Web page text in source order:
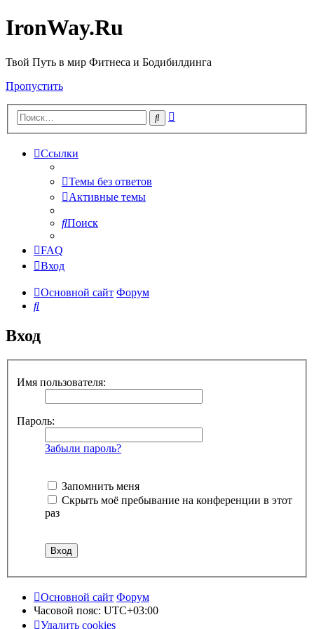
IronWay.Ru
Твой Путь в мир Фитнеса и Бодибилдинга
Пропустить
Поиск
Ссылки
Темы без ответов
Активные темы
Поиск
FAQ
Вход
Основной сайт Форум
Поиск
Вход
Имя пользователя:
Пароль:
Забыли пароль?
Запомнить меня
Скрыть моё пребывание на конференции в этот
раз
Основной сайт Форум
Часовой пояс: UTC+03:00
Удалить cookies